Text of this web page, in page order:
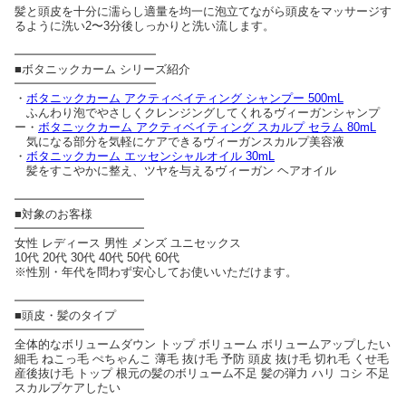
髪と頭皮を十分に濡らし適量を均一に泡立てながら頭皮をマッサージす
るように洗い2〜3分後しっかりと洗い流します。
━━━━━━━━━━━━
■ボタニックカーム シリーズ紹介
━━━━━━━━━━━━
・ ボタニックカーム アクティベイティング シャンプー 500mL
ふんわり泡でやさしくクレンジングしてくれるヴィーガンシャンプ
ー・ ボタニックカーム アクティベイティング スカルプ セラム 80mL
気になる部分を気軽にケアできるヴィーガンスカルプ美容液
・ ボタニックカーム エッセンシャルオイル 30mL
髪をすこやかに整え、ツヤを与えるヴィーガン ヘアオイル
━━━━━━━━━━━
■対象のお客様
━━━━━━━━━━━
女性 レディース 男性 メンズ ユニセックス
10代 20代 30代 40代 50代 60代
※性別・年代を問わず安心してお使いいただけます。
━━━━━━━━━━━
■頭皮・髪のタイプ
━━━━━━━━━━━
全体的なボリュームダウン トップ ボリューム ボリュームアップしたい
細毛 ねこっ毛 ぺちゃんこ 薄毛 抜け毛 予防 頭皮 抜け毛 切れ毛 くせ毛
産後抜け毛 トップ 根元の髪のボリューム不足 髪の弾力 ハリ コシ 不足
スカルプケアしたい